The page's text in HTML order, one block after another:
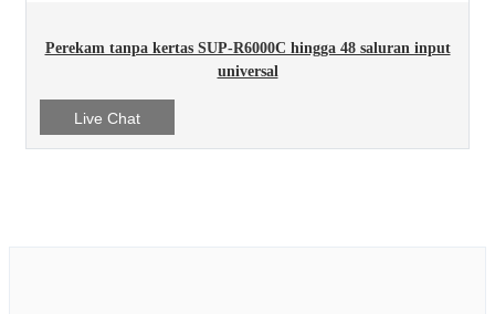
Perekam tanpa kertas SUP-R6000C hingga 48 saluran input
universal
Live Chat